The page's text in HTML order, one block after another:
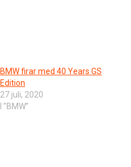
BMW firar med 40 Years GS
Edition
27 juli, 2020
I ”BMW”